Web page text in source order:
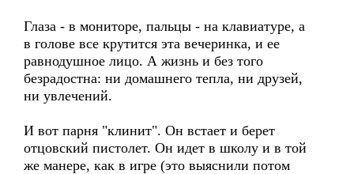
Глаза - в мониторе, пальцы - на клавиатуре, а
в голове все крутится эта вечеринка, и ее
равнодушное лицо. А жизнь и без того
безрадостна: ни домашнего тепла, ни друзей,
ни увлечений.
И вот парня "клинит". Он встает и берет
отцовский пистолет. Он идет в школу и в той
же манере, как в игре (это выяснили потом